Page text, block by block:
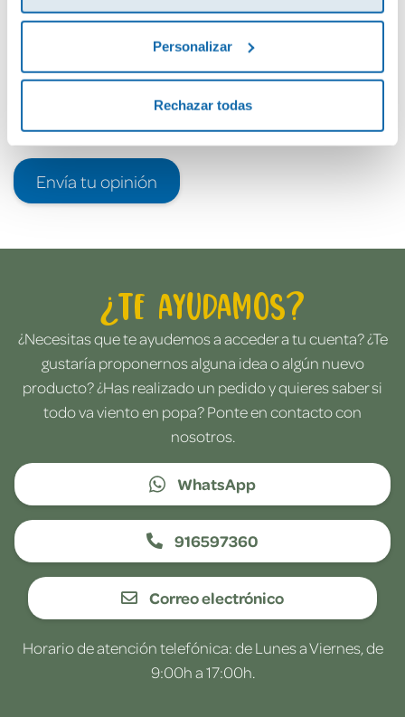
Personalizar
Rechazar todas
Envía tu opinión
¿Te ayudamos?
¿Necesitas que te ayudemos a acceder a tu cuenta? ¿Te
gustaría proponernos alguna idea o algún nuevo
producto? ¿Has realizado un pedido y quieres saber si
todo va viento en popa? Ponte en contacto con
nosotros.
WhatsApp
916597360
Correo electrónico
Horario de atención telefónica: de Lunes a Viernes, de
9:00h a 17:00h.